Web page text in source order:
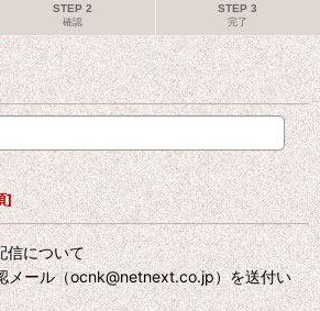
STEP 2
確認
STEP 3
完了
]
信について
メール（ocnk@netnext.co.jp）を送付い